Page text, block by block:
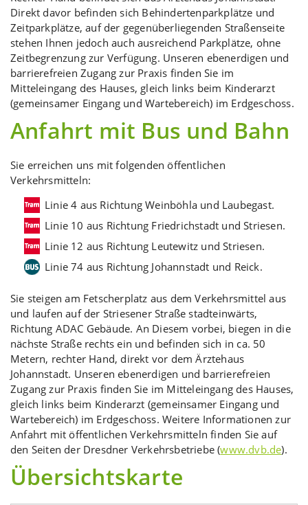
Direkt davor befinden sich Behindertenparkplätze und
Zeitparkplätze, auf der gegenüberliegenden Straßenseite
stehen Ihnen jedoch auch ausreichend Parkplätze, ohne
Zeitbegrenzung zur Verfügung. Unseren ebenerdigen und
barrierefreien Zugang zur Praxis finden Sie im
Mitteleingang des Hauses, gleich links beim Kinderarzt
(gemeinsamer Eingang und Wartebereich) im Erdgeschoss.
Anfahrt mit Bus und Bahn
Sie erreichen uns mit folgenden öffentlichen
Verkehrsmitteln:
Linie 4 aus Richtung Weinböhla und Laubegast.
Linie 10 aus Richtung Friedrichstadt und Striesen.
Linie 12 aus Richtung Leutewitz und Striesen.
Linie 74 aus Richtung Johannstadt und Reick.
Sie steigen am Fetscherplatz aus dem Verkehrsmittel aus
und laufen auf der Striesener Straße stadteinwärts,
Richtung ADAC Gebäude. An Diesem vorbei, biegen in die
nächste Straße rechts ein und befinden sich in ca. 50
Metern, rechter Hand, direkt vor dem Ärztehaus
Johannstadt. Unseren ebenerdigen und barrierefreien
Zugang zur Praxis finden Sie im Mitteleingang des Hauses,
gleich links beim Kinderarzt (gemeinsamer Eingang und
Wartebereich) im Erdgeschoss. Weitere Informationen zur
Anfahrt mit öffentlichen Verkehrsmitteln finden Sie auf
den Seiten der Dresdner Verkehrsbetriebe (www.dvb.de).
Übersichtskarte